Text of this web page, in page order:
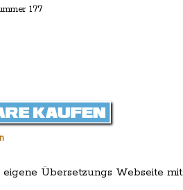
177
Übersetzungs Webseite